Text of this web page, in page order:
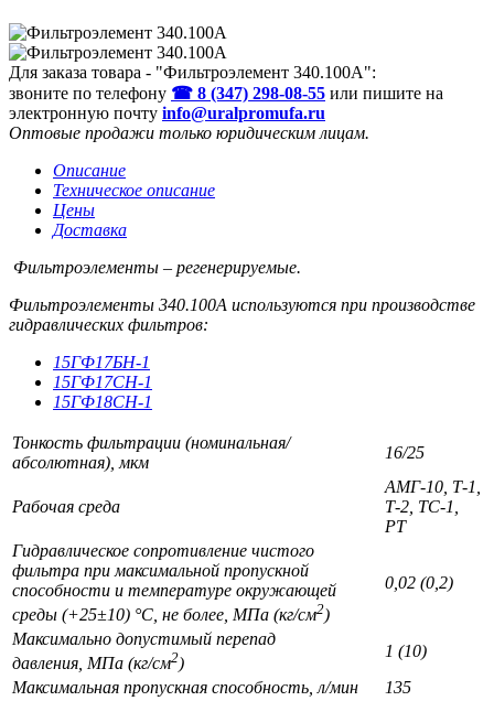
Для заказа товара - "Фильтроэлемент 340.100А":
звоните по телефону ☎ 8 (347) 298‑08‑55 или пишите на
электронную почту info@uralpromufa.ru
Оптовые продажи только юридическим лицам.
Описание
Техническое описание
Цены
Доставка
Фильтроэлементы – регенерируемые.
Фильтроэлементы 340.100А используются при производстве
гидравлических фильтров:
15ГФ17БН-1
15ГФ17СН-1
15ГФ18СН-1
Тонкость фильтрации (номинальная/
абсолютная), мкм
16/25
Рабочая среда
АМГ-10, Т-1,
Т-2, ТС-1,
РТ
Гидравлическое сопротивление чистого
фильтра при максимальной пропускной
способности и температуре окружающей
среды (+25±10) °С, не более, МПа (кг/см2)
0,02 (0,2)
Максимально допустимый перепад
давления, МПа (кг/см2)
1 (10)
Максимальная пропускная способность, л/мин
135